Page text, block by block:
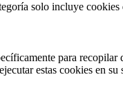
solo incluye
para recopilar
estas cookies en su